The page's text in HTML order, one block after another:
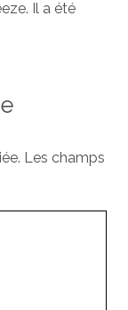
Il a été
Les champs